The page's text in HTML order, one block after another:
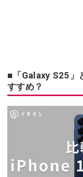
■「Galaxy S25」
すすめ？